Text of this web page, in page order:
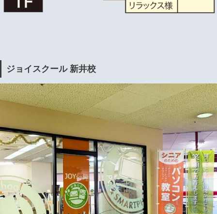
ジョイスクール 新井校